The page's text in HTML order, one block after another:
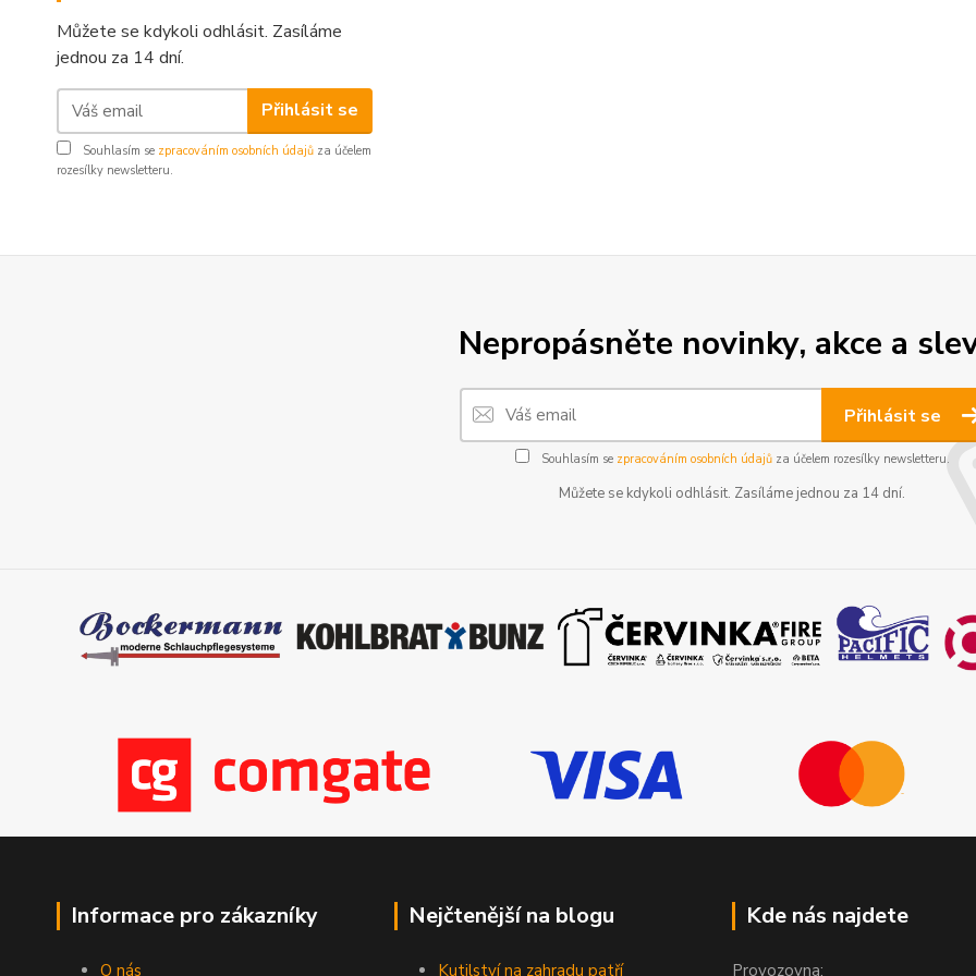
Můžete se kdykoli odhlásit. Zasíláme
jednou za 14 dní.
Přihlásit se
Souhlasím se zpracováním osobních údajů za účelem
rozesílky newsletteru.
Nepropásněte novinky, akce a
Přihlásit se
Souhlasím se zpracováním osobních údajůza účelem rozesílky newsletteru.
Můžete se kdykoli odhlásit. Zasíláme jednou za 14 dní.
Informace pro zákazníky
O nás
Nejčtenější na blogu
Kutilství na zahradu patří
Kde nás najdete
Provozovna: